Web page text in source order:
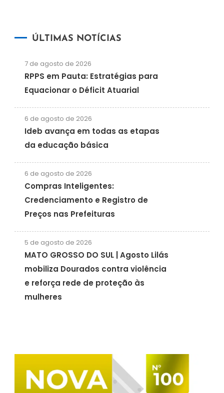
ÚLTIMAS NOTÍCIAS
7 de agosto de 2026
RPPS em Pauta: Estratégias para
Equacionar o Déficit Atuarial
6 de agosto de 2026
Ideb avança em todas as etapas
da educação básica
6 de agosto de 2026
Compras Inteligentes:
Credenciamento e Registro de
Preços nas Prefeituras
5 de agosto de 2026
MATO GROSSO DO SUL | Agosto Lilás
mobiliza Dourados contra violência
e reforça rede de proteção às
mulheres